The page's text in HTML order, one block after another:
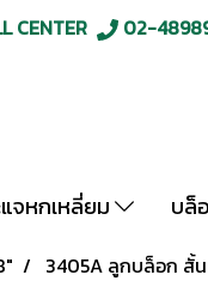
CENTER 02-
จหกเหลี่ยม บล็
3405A ลูกบล็อก สั้น